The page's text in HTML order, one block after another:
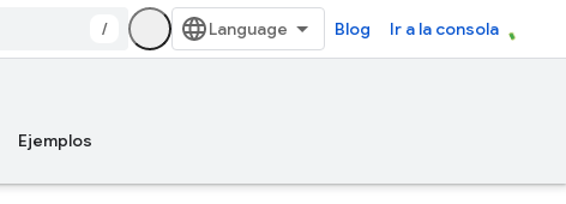
/ Blog Ir a la consola
Ejemplos